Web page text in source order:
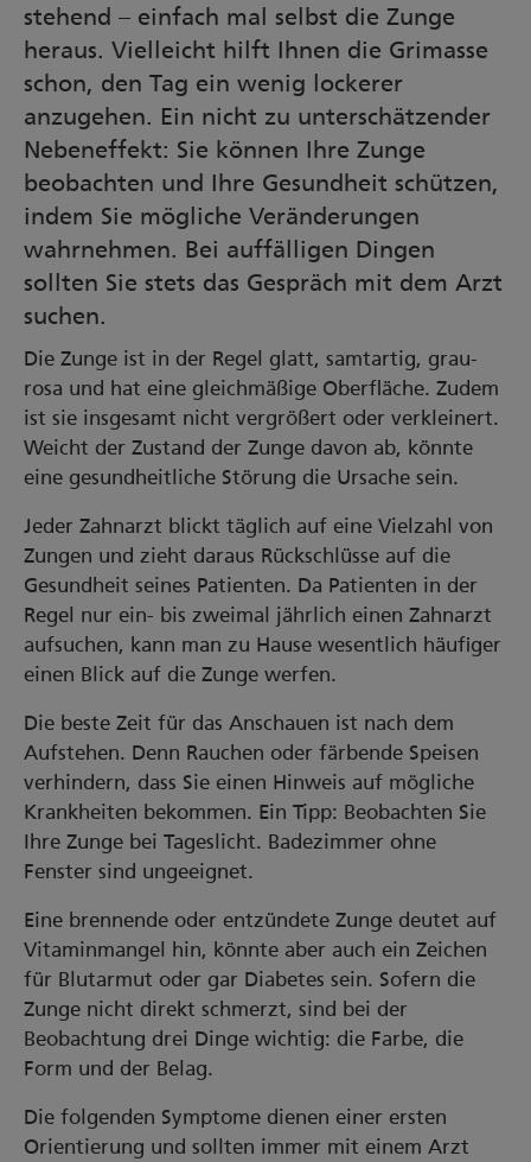
stehend – einfach mal selbst die Zunge
heraus. Vielleicht hilft Ihnen die Grimasse
schon, den Tag ein wenig lockerer
anzugehen. Ein nicht zu unterschätzender
Nebeneffekt: Sie können Ihre Zunge
beobachten und Ihre Gesundheit schützen,
indem Sie mögliche Veränderungen
wahrnehmen. Bei auffälligen Dingen
sollten Sie stets das Gespräch mit dem Arzt
suchen.
Die Zunge ist in der Regel glatt, samtartig, grau-
rosa und hat eine gleichmäßige Oberfläche. Zudem
ist sie insgesamt nicht vergrößert oder verkleinert.
Weicht der Zustand der Zunge davon ab, könnte
eine gesundheitliche Störung die Ursache sein.
Jeder Zahnarzt blickt täglich auf eine Vielzahl von
Zungen und zieht daraus Rückschlüsse auf die
Gesundheit seines Patienten. Da Patienten in der
Regel nur ein- bis zweimal jährlich einen Zahnarzt
aufsuchen, kann man zu Hause wesentlich häufiger
einen Blick auf die Zunge werfen.
Die beste Zeit für das Anschauen ist nach dem
Aufstehen. Denn Rauchen oder färbende Speisen
verhindern, dass Sie einen Hinweis auf mögliche
Krankheiten bekommen. Ein Tipp: Beobachten Sie
Ihre Zunge bei Tageslicht. Badezimmer ohne
Fenster sind ungeeignet.
Eine brennende oder entzündete Zunge deutet auf
Vitaminmangel hin, könnte aber auch ein Zeichen
für Blutarmut oder gar Diabetes sein. Sofern die
Zunge nicht direkt schmerzt, sind bei der
Beobachtung drei Dinge wichtig: die Farbe, die
Form und der Belag.
Die folgenden Symptome dienen einer ersten
Orientierung und sollten immer mit einem Arzt